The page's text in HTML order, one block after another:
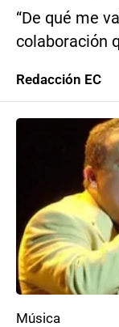
“De qué me
colaboración
Redacción EC
Música